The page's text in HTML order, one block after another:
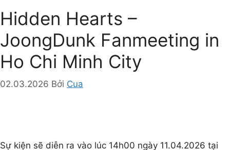
Hidden Hearts –
JoongDunk Fanmeeting in
Ho Chi Minh City
02.03.2026 Bởi Cua
Sự kiện sẽ diễn ra vào lúc 14h00 ngày 11.04.2026 tại